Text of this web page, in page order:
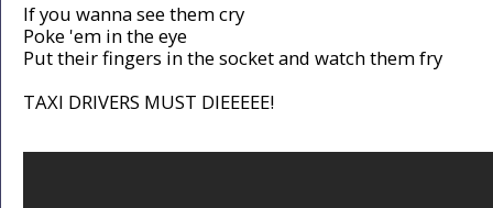
If you wanna see them cry
Poke 'em in the eye
Put their fingers in the socket and watch them fry
TAXI DRIVERS MUST DIEEEEE!